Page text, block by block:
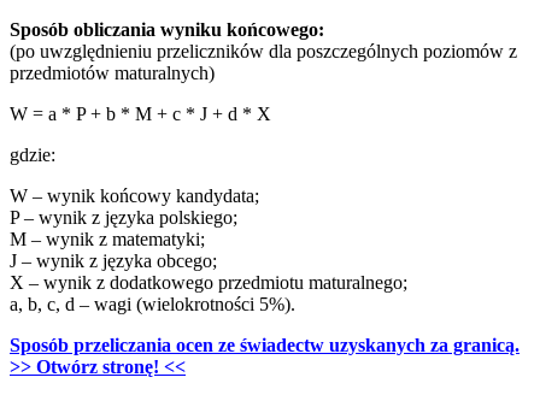
Sposób obliczania wyniku końcowego:
(po uwzględnieniu przeliczników dla poszczególnych poziomów z
przedmiotów maturalnych)
W = a * P + b * M + c * J + d * X
gdzie:
W – wynik końcowy kandydata;
P – wynik z języka polskiego;
M – wynik z matematyki;
J – wynik z języka obcego;
X – wynik z dodatkowego przedmiotu maturalnego;
a, b, c, d – wagi (wielokrotności 5%).
Sposób przeliczania ocen ze świadectw uzyskanych za granicą.
>> Otwórz stronę! <<